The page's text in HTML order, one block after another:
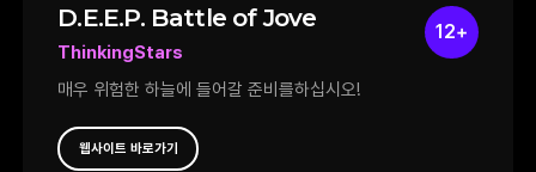
12+
D.E.E.P. Battle of Jove
ThinkingStars
매우 위험한 하늘에 들어갈 준비를하십시오!
웹사이트 바로가기